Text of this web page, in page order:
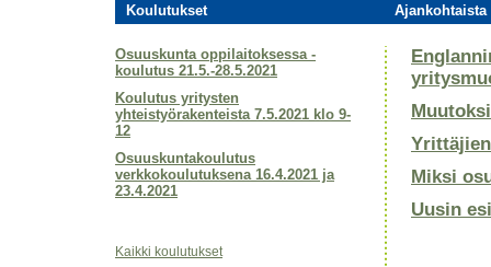
Koulutukset Ajankohtaista
Osuuskunta oppilaitoksessa -
koulutus 21.5.-28.5.2021
Koulutus yritysten
yhteistyörakenteista 7.5.2021 klo 9-
12
Osuuskuntakoulutus
verkkokoulutuksena 16.4.2021 ja
23.4.2021
Kaikki koulutukset
Miksi
Uusin